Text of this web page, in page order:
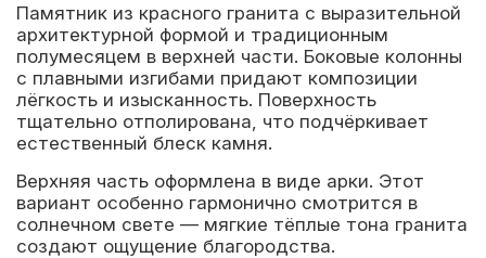
Памятник из красного гранита с выразительной
архитектурной формой и традиционным
полумесяцем в верхней части. Боковые колонны
с плавными изгибами придают композиции
лёгкость и изысканность. Поверхность
тщательно отполирована, что подчёркивает
естественный блеск камня.
Верхняя часть оформлена в виде арки. Этот
вариант особенно гармонично смотрится в
солнечном свете — мягкие тёплые тона гранита
создают ощущение благородства.